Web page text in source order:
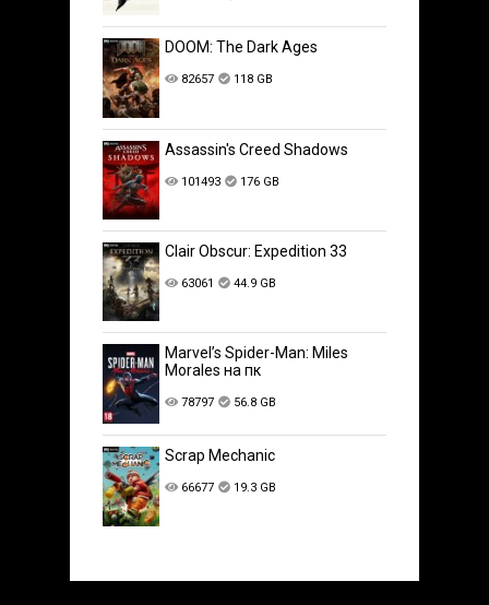
DOOM: The Dark Ages
82657 118 GB
Assassin's Creed Shadows
101493 176 GB
Clair Obscur: Expedition 33
63061 44.9 GB
Marvel’s Spider-Man: Miles
Morales на пк
78797 56.8 GB
Scrap Mechanic
66677 19.3 GB